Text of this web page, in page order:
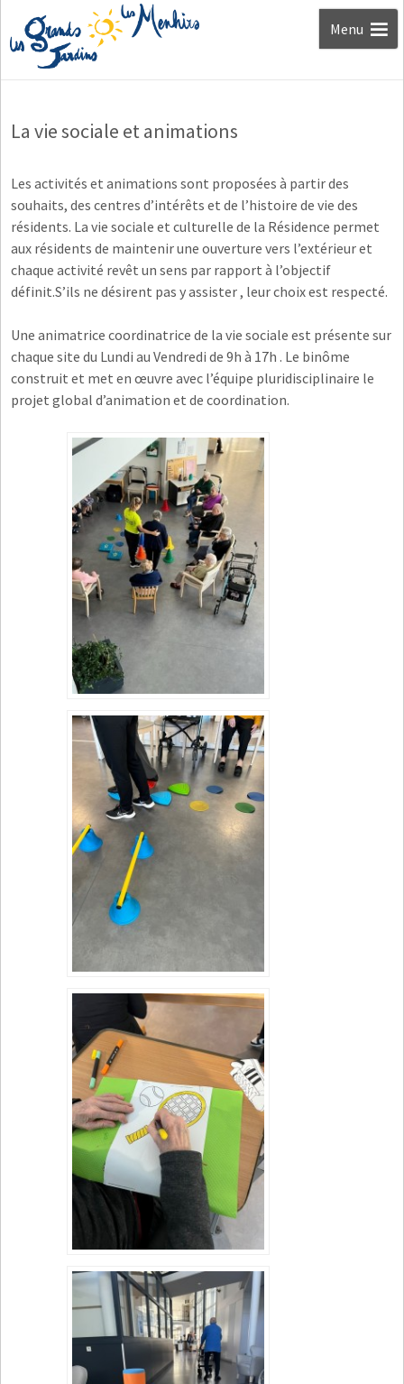
Menu
La vie sociale et animations
Les activités et animations sont proposées à partir des
souhaits, des centres d’intérêts et de l’histoire de vie des
résidents. La vie sociale et culturelle de la Résidence permet
aux résidents de maintenir une ouverture vers l’extérieur et
chaque activité revêt un sens par rapport à l’objectif
définit.S’ils ne désirent pas y assister , leur choix est respecté.
Une animatrice coordinatrice de la vie sociale est présente sur
chaque site du Lundi au Vendredi de 9h à 17h . Le binôme
construit et met en œuvre avec l’équipe pluridisciplinaire le
projet global d’animation et de coordination.